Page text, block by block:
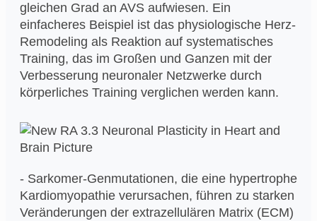
gleichen Grad an AVS aufwiesen. Ein
einfacheres Beispiel ist das physiologische Herz-
Remodeling als Reaktion auf systematisches
Training, das im Großen und Ganzen mit der
Verbesserung neuronaler Netzwerke durch
körperliches Training verglichen werden kann.
- Sarkomer-Genmutationen, die eine hypertrophe
Kardiomyopathie verursachen, führen zu starken
Veränderungen der extrazellulären Matrix (ECM)